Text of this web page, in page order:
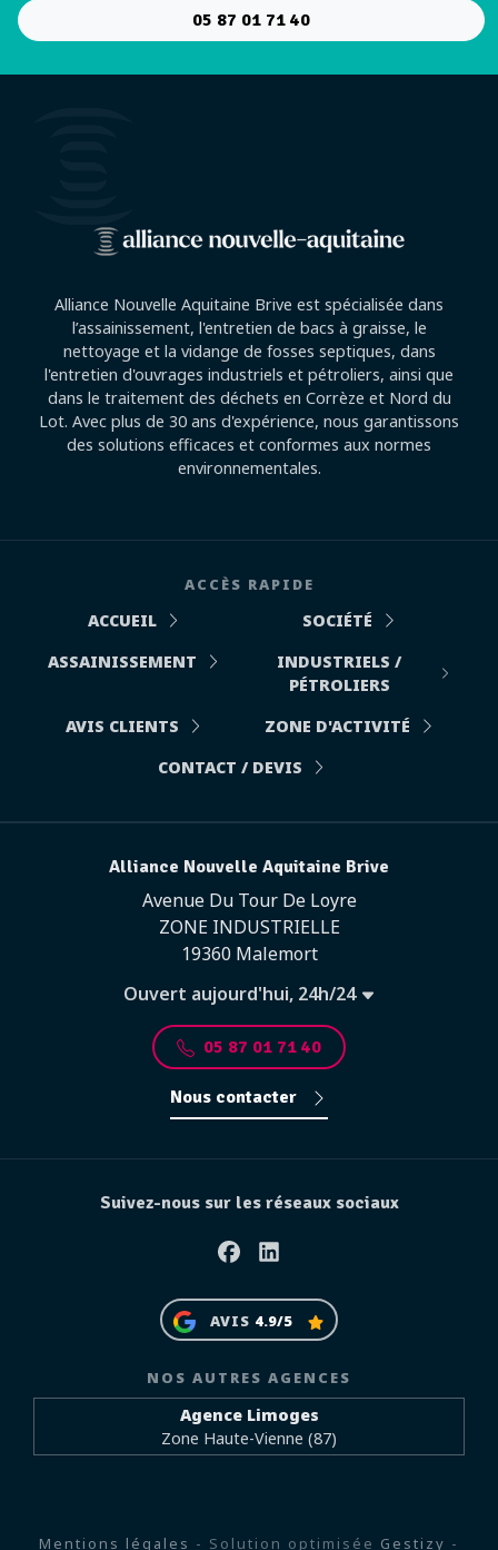
05 87 01 71 40
Alliance Nouvelle Aquitaine Brive est spécialisée dans
l’assainissement, l'entretien de bacs à graisse, le
nettoyage et la vidange de fosses septiques, dans
l'entretien d'ouvrages industriels et pétroliers, ainsi que
dans le traitement des déchets en Corrèze et Nord du
Lot. Avec plus de 30 ans d'expérience, nous garantissons
des solutions efficaces et conformes aux normes
environnementales.
ACCÈS RAPIDE
ACCUEIL
SOCIÉTÉ
ASSAINISSEMENT
INDUSTRIELS /
PÉTROLIERS
AVIS CLIENTS
ZONE D'ACTIVITÉ
CONTACT / DEVIS
Alliance Nouvelle Aquitaine Brive
Avenue Du Tour De Loyre
ZONE INDUSTRIELLE
19360 Malemort
Ouvert aujourd'hui, 24h/24
05 87 01 71 40
Nous contacter
Suivez-nous sur les réseaux sociaux
FacebookLinkedin
AVIS 4.9/5
NOS AUTRES AGENCES
Agence Limoges
Zone Haute-Vienne (87)
Mentions légales - Solution optimisée Gestizy -